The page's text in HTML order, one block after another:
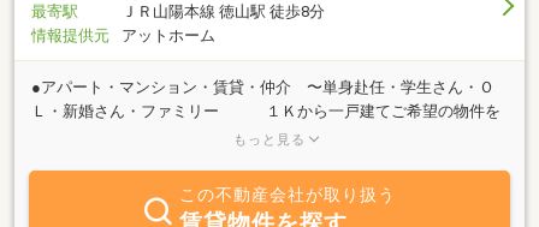
最寄駅
ＪＲ山陽本線 徳山駅 徒歩8分
情報提供元
アットホーム
●アパート・マンション・賃貸・仲介 〜単身赴任・学生さん・Ｏ
Ｌ・新婚さん・ファミリー １Ｋから一戸建てご希望の物件を
探します●土地建物売買 〜土地・建物を売りたい方お探しの方お
ークリー・マンスリーマンション 〜１週間から借りれる便利なビ
ジネス拠点〜●管理システム 〜オーナー業務の代行を全て致しま
もっと見る
この不動産会社が取り扱う